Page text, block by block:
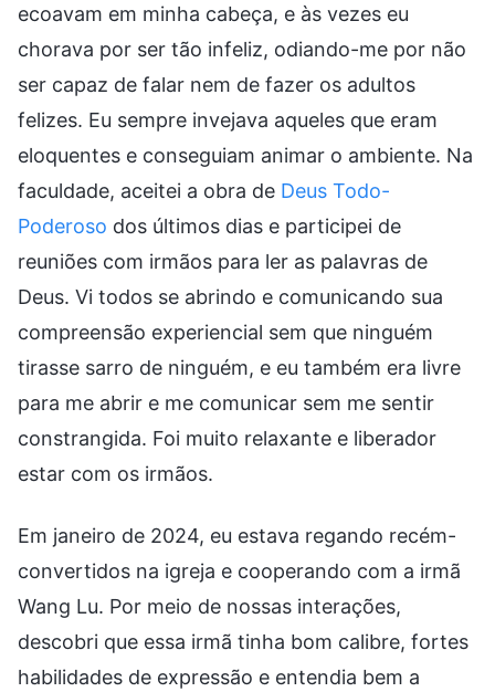
ecoavam em minha cabeça, e às vezes eu
chorava por ser tão infeliz, odiando-me por não
ser capaz de falar nem de fazer os adultos
felizes. Eu sempre invejava aqueles que eram
eloquentes e conseguiam animar o ambiente. Na
faculdade, aceitei a obra de Deus Todo-
Poderoso dos últimos dias e participei de
reuniões com irmãos para ler as palavras de
Deus. Vi todos se abrindo e comunicando sua
compreensão experiencial sem que ninguém
tirasse sarro de ninguém, e eu também era livre
para me abrir e me comunicar sem me sentir
constrangida. Foi muito relaxante e liberador
estar com os irmãos.
Em janeiro de 2024, eu estava regando recém-
convertidos na igreja e cooperando com a irmã
Wang Lu. Por meio de nossas interações,
descobri que essa irmã tinha bom calibre, fortes
habilidades de expressão e entendia bem a